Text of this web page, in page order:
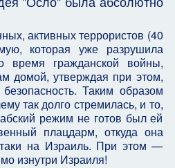
активных террористов (40
которая уже разрушила
гражданской войны,
домой, утверждая при этом,
Таким образом
так долго стремилась, и то,
режим не готов был ей
плацдарм, откуда она
на Израиль. При этом —
изнутри Израиля!